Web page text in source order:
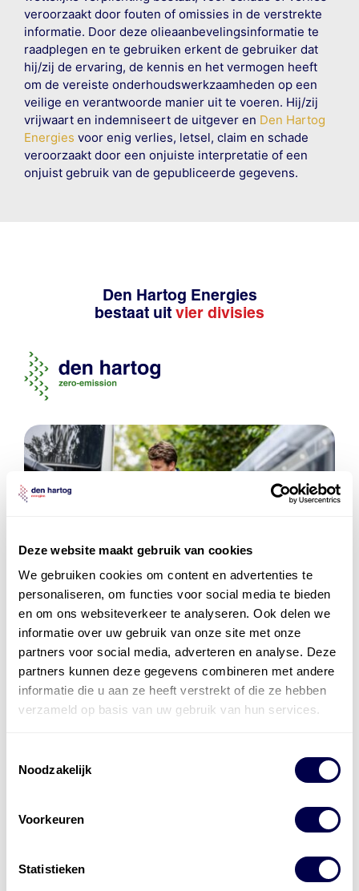
Deze website maakt gebruik van cookies
We gebruiken cookies om content en advertenties te
personaliseren, om functies voor social media te bieden
en om ons websiteverkeer te analyseren. Ook delen we
informatie over uw gebruik van onze site met onze
partners voor social media, adverteren en analyse. Deze
partners kunnen deze gegevens combineren met andere
informatie die u aan ze heeft verstrekt of die ze hebben
verzameld op basis van uw gebruik van hun services.
Noodzakelijk
Voorkeuren
Statistieken
veroorzaakt door fouten of omissies in de verstrekte
informatie. Door deze olieaanbevelingsinformatie te
raadplegen en te gebruiken erkent de gebruiker dat
hij/zij de ervaring, de kennis en het vermogen heeft
om de vereiste onderhoudswerkzaamheden op een
veilige en verantwoorde manier uit te voeren. Hij/zij
vrijwaart en indemniseert de uitgever en Den Hartog
Energies voor enig verlies, letsel, claim en schade
veroorzaakt door een onjuiste interpretatie of een
onjuist gebruik van de gepubliceerde gegevens.
Den Hartog Energies
bestaat uit vier divisies
Levert complete
laad- en accu oplossingen
Installatie van laadinfra en accu’s
Laadnetwerk